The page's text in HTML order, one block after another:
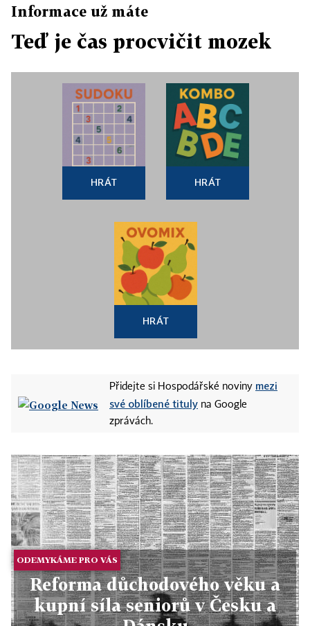
Informace už máte
Teď je čas procvičit mozek
HRÁT HRÁT
HRÁT
Přidejte si Hospodářské noviny mezi
své oblíbené tituly na Google
zprávách.
ODEMYKÁME PRO VÁS
Reforma důchodového věku a
kupní síla seniorů v Česku a